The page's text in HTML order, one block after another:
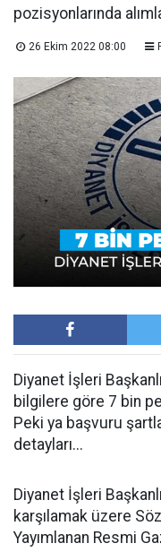
pozisyonlarında
26 Ekim 2022 08:00
Diyanet İşleri
bilgilere göre 7 bin
Peki ya başvuru
detayları...
Diyanet İşleri
karşılamak üzere
Yayımlanan Resmi